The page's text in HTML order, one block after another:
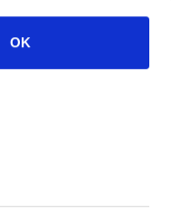
OK
website